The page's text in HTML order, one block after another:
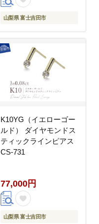
山梨県 富士吉田市
K10YG（イエローゴー
ルド） ダイヤモンドス
ティックラインピアス
CS-731
77,000円
山梨県 富士吉田市